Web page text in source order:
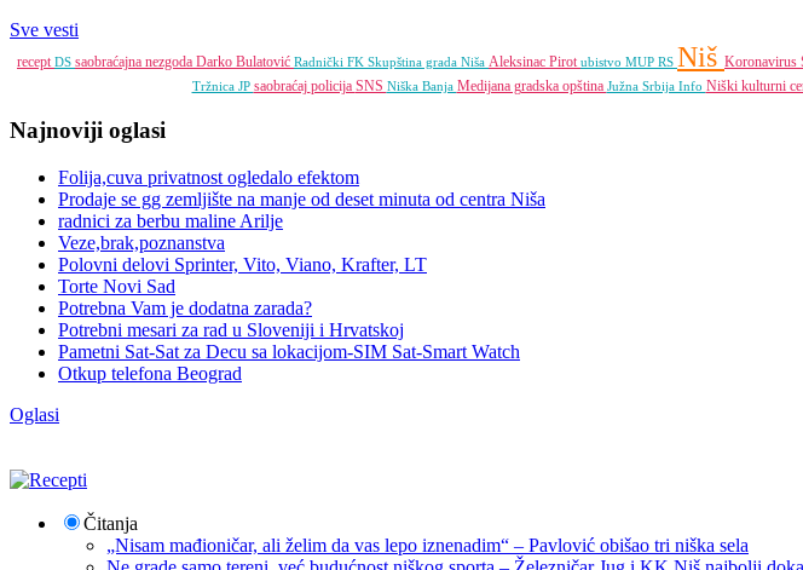
Sve vesti
recept DS saobraćajna nezgoda Darko Bulatović Radnički FK Skupština grada Niša Aleksinac Pirot ubistvo MUP RS Niš Koronavirus
Tržnica JP saobraćaj policija SNS Niška Banja Medijana gradska opština Južna Srbija Info Niški kulturni
Najnoviji oglasi
Folija,cuva privatnost ogledalo efektom
Prodaje se gg zemljište na manje od deset minuta od centra Niša
radnici za berbu maline Arilje
Veze,brak,poznanstva
Polovni delovi Sprinter, Vito, Viano, Krafter, LT
Torte Novi Sad
Potrebna Vam je dodatna zarada?
Potrebni mesari za rad u Sloveniji i Hrvatskoj
Pametni Sat-Sat za Decu sa lokacijom-SIM Sat-Smart Watch
Otkup telefona Beograd
Oglasi
Čitanja
„Nisam mađioničar, ali želim da vas lepo iznenadim“ – Pavlović obišao tri niška sela